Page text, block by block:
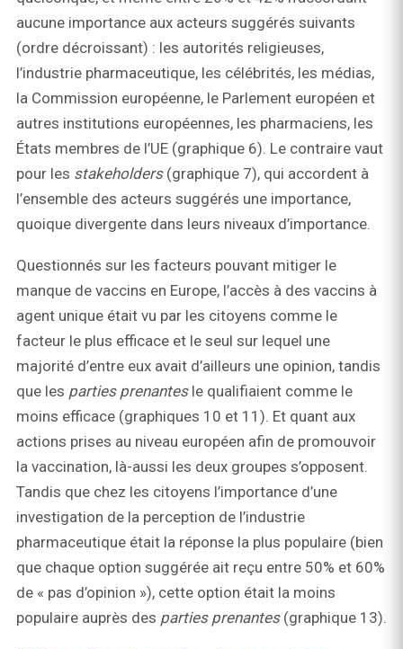
aucune importance aux acteurs suggérés suivants
(ordre décroissant) : les autorités religieuses,
l’industrie pharmaceutique, les célébrités, les médias,
la Commission européenne, le Parlement européen et
autres institutions européennes, les pharmaciens, les
États membres de l’UE (graphique 6). Le contraire vaut
pour les stakeholders(graphique 7), qui accordent à
l’ensemble des acteurs suggérés une importance,
quoique divergente dans leurs niveaux d’importance.
Questionnés sur les facteurs pouvant mitiger le
manque de vaccins en Europe, l’accès à des vaccins à
agent unique était vu par les citoyens comme le
facteur le plus efficace et le seul sur lequel une
majorité d’entre eux avait d’ailleurs une opinion, tandis
que les parties prenantesle qualifiaient comme le
moins efficace (graphiques 10 et 11). Et quant aux
actions prises au niveau européen afin de promouvoir
la vaccination, là-aussi les deux groupes s’opposent.
Tandis que chez les citoyens l’importance d’une
investigation de la perception de l’industrie
pharmaceutique était la réponse la plus populaire (bien
que chaque option suggérée ait reçu entre 50% et 60%
de « pas d’opinion »), cette option était la moins
populaire auprès des parties prenantes(graphique 13).